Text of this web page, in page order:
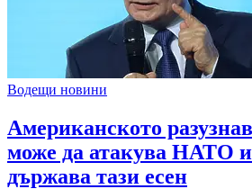
Водещи новини
Американското
може да атакува НАТО
държава тази есен